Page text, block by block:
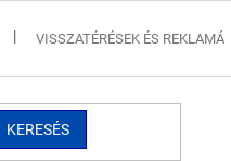
VISSZATÉRÉSEK ÉS
KERESÉS